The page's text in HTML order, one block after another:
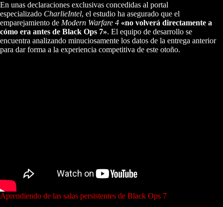
En unas declaraciones exclusivas concedidas al portal
especializado CharlieIntel, el estudio ha asegurado que el
emparejamiento de Modern Warfare 4 «no volverá directamente a
cómo era antes de Black Ops 7». El equipo de desarrollo se
encuentra analizando minuciosamente los datos de la entrega anterior
para dar forma a la experiencia competitiva de este otoño.
Aprendiendo de las salas persistentes de Black Ops 7